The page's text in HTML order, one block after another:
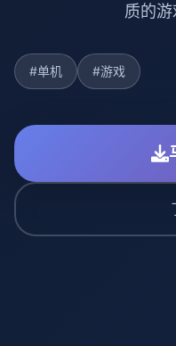
质的游
#单机 #游戏